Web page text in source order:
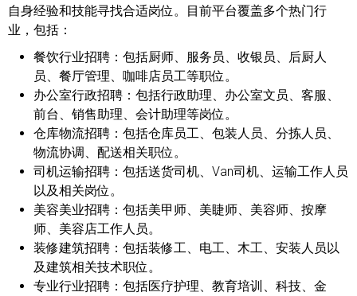
自身经验和技能寻找合适岗位。目前平台覆盖多个热门行
业，包括：
餐饮行业招聘： 包括厨师、服务员、收银员、后厨人
员、餐厅管理、咖啡店员工等职位。
办公室行政招聘： 包括行政助理、办公室文员、客服、
前台、销售助理、会计助理等岗位。
仓库物流招聘： 包括仓库员工、包装人员、分拣人员、
物流协调、配送相关职位。
司机运输招聘： 包括送货司机、Van司机、运输工作人员
以及相关岗位。
美容美业招聘： 包括美甲师、美睫师、美容师、按摩
师、美容店工作人员。
装修建筑招聘： 包括装修工、电工、木工、安装人员以
及建筑相关技术职位。
专业行业招聘： 包括医疗护理、教育培训、科技、金